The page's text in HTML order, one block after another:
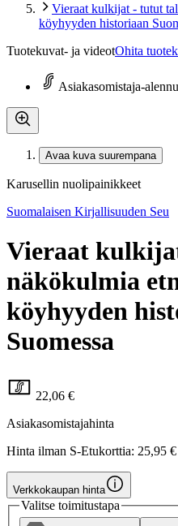
Vieraat kulkijat - tutut
köyhyyden historiaan
Tuotekuvat- ja videotOhita
Asiakasomistaja-
Avaa kuva suurempana
Karusellin nuolipainikkeet
Suomalaisen Kirjallisuuden Seu
Vieraat
näkökulmia
köyhyyden
Suomessa
22,06 €
Asiakasomistajahinta
Hinta ilman S-Etukorttia: 25,95 €
Verkkokaupan hinta
Valitse toimitustapa